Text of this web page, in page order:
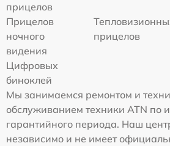
прицелов
Прицелов
ночного
видения
прицелов
Цифровых
биноклей
Мы занимаемся ремонтом и
обслуживанием техники ATN по
гарантийного периода. Наш
независимо и не имеет